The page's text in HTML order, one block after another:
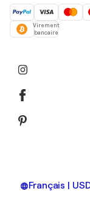
Virement
bancaire
Français |